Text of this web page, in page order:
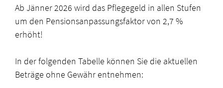
Ab Jänner 2026 wird das Pflegegeld in allen Stufen
um den Pensionsanpassungsfaktor von 2,7 %
erhöht!
In der folgenden Tabelle können Sie die aktuellen
Beträge ohne Gewähr entnehmen: